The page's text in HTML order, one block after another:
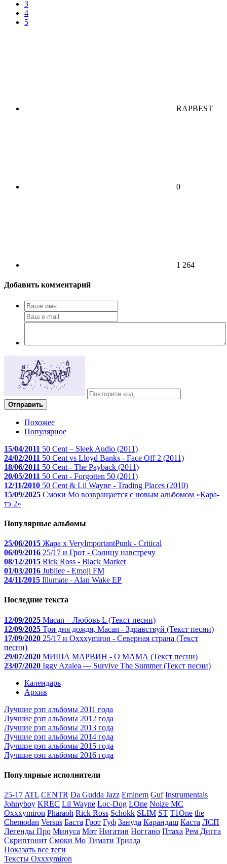
3
4
5
RAPBEST
0
1 264
Добавить комментарий
Отправить
Похожее
Популярное
15/04/2011 50 Cent – Sleek Audio (2011)
24/02/2011 50 Cent vs Lloyd Banks - Face Off 2 (2011)
18/06/2011 50 Cent - The Payback (2011)
20/05/2011 50 Cent - Forgotten 50 (2011)
12/11/2010 50 Cent & Lil Wayne - Trading Places (2010)
15/09/2025 Смоки Мо возвращается с новым альбомом «Кара-
тэ 2»
Популярные альбомы
25/06/2015 Жара x VeryImportantPunk - Critical
06/09/2016 25/17 и Грот - Солнцу навстречу
08/12/2015 Rick Ross - Black Market
01/03/2016 Jubilee - Emoji FM
24/11/2015 Illumate - Alan Wake EP
Последние текста
12/09/2025 Macan – Любовь L (Текст песни)
12/09/2025 Три дня дождя, Macan - Здравствуй (Текст песни)
17/09/2020 25/17 и Oxxxymiron - Северная страна (Текст
песни)
29/07/2020 МИША МАРВИН - О МАМА (Текст песни)
23/07/2020 Iggy Azalea — Survive The Summer (Текст песни)
Календарь
Архив
Лучшие рэп альбомы 2011 года
Лучшие рэп альбомы 2012 года
Лучшие рэп альбомы 2013 года
Лучшие рэп альбомы 2014 года
Лучшие рэп альбомы 2015 года
Лучшие рэп альбомы 2016 года
Популярные исполнители
25-17 ATL CENTR Da Gudda Jazz Eminem Guf Instrumentals
Johnyboy KREC Lil Wayne Loc-Dog LOne Noize MC
Oxxxymiron Pharaoh Rick Ross Schokk SLIM ST T1One the
Chemodan Versus Баста Грот Гуф Зануда Карандаш Каста ЛСП
Легенды Про Минуса Мот Нигатив Ноггано Птаха Рем Дигга
Скриптонит Смоки Мо Тимати Триада
Показать все теги
Тексты Oxxxymiron